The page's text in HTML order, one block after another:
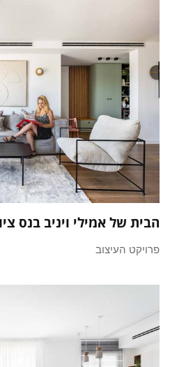
הבית של אמילי ויניב בנס
פרויקט העיצוב